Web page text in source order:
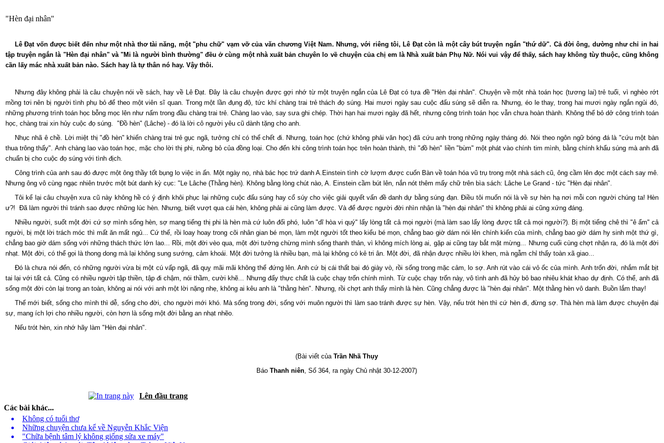
"Hèn đại nhân"
Lê Đạt vốn được biết đến như một nhà thơ tài năng, một "phu chữ" vạm vỡ của văn chương Việt Nam. Nhưng, với riêng tôi, Lê Đạt còn là một cây bút truyện ngắn "thứ dữ". Cả đời ông, dường như chỉ in hai
tập truyện ngắn là "Hèn đại nhân" và "Mi là người bình thường" đều ở cùng một nhà xuất bản chuyên lo về chuyện của chị em là Nhà xuất bản Phụ Nữ. Nói vui vậy để thấy, sách hay không tùy thuộc, cũng không
cần lấy mác nhà xuất bản nào. Sách hay là tự thân nó hay. Vậy thôi.
Nhưng đây không phải là câu chuyện nói về sách, hay về Lê Đạt. Đây là câu chuyện được gợi nhớ từ một truyện ngắn của Lê Đạt có tựa đề "Hèn đại nhân". Chuyện về một nhà toán học (tương lai) trẻ tuổi, vì nghèo rớt
mồng tơi nên bị người tình phụ bỏ để theo một viên sĩ quan. Trong một lần đụng độ, tức khí chàng trai trẻ thách đọ súng. Hai mươi ngày sau cuộc đấu súng sẽ diễn ra. Nhưng, éo le thay, trong hai mươi ngày ngắn ngủi đó,
những phương trình toán học bỗng mọc lên như nấm trong đầu chàng trai trẻ. Chàng lao vào, say sưa ghi chép. Thời hạn hai mươi ngày đã hết, nhưng công trình toán học vẫn chưa hoàn thành. Không thể bỏ dở công trình toán
học, chàng trai xin hủy cuộc đọ súng. "Đồ hèn" (Lâche) - đó là lời cô người yêu cũ dành tặng cho anh.
Nhục nhã ê chề. Lời miệt thị "đồ hèn" khiến chàng trai trẻ gục ngã, tưởng chỉ có thể chết đi. Nhưng, toán học (chứ không phải văn học) đã cứu anh trong những ngày tháng đó. Nói theo ngôn ngữ bóng đá là "cứu một bàn
thua trông thấy". Anh chàng lao vào toán học, mặc cho lời thị phi, ruồng bỏ của đồng loại. Cho đến khi công trình toán học trên hoàn thành, thì "đồ hèn" liền "bùm" một phát vào chính tim mình, bằng chính khẩu súng mà anh đã
chuẩn bị cho cuộc đọ súng với tình địch.
Công trình của anh sau đó được một ông thầy tốt bụng lo việc in ấn. Một ngày nọ, nhà bác học trứ danh A.Einstein tình cờ lượm được cuốn Bàn về toán hóa vũ trụ trong một nhà sách cũ, ông cầm lên đọc một cách say mê.
Nhưng ông vô cùng ngạc nhiên trước một bút danh kỳ cục: "Le Lâche (Thằng hèn). Không bằng lòng chút nào, A. Einstein cầm bút lên, nắn nót thêm mấy chữ trên bìa sách: Lâche Le Grand - tức "Hèn đại nhân".
Tôi kể lại câu chuyện xưa cũ này không hề có ý định khôi phục lại những cuộc đấu súng hay cổ súy cho việc giải quyết vấn đề danh dự bằng súng đạn. Điều tôi muốn nói là về sự hèn hạ nơi mỗi con người chúng ta! Hèn
ư?! Đã làm người thì tránh sao được những lúc hèn. Nhưng, biết vượt qua cái hèn, không phải ai cũng làm được. Và để được người đời nhìn nhận là "hèn đại nhân" thì không phải ai cũng xứng đáng.
Nhiều người, suốt một đời cứ sợ mình sống hèn, sợ mang tiếng thị phi là hèn mà cứ luôn đối phó, luôn "dĩ hòa vi quý" lấy lòng tất cả mọi người (mà làm sao lấy lòng được tất cả mọi người?). Bị một tiếng chê thì "ê ẩm" cả
người, bị một lời trách móc thì mất ăn mất ngủ... Cứ thế, rồi loay hoay trong cõi nhân gian bé mọn, làm một người tốt theo kiểu bé mọn, chẳng bao giờ dám nói lên chính kiến của mình, chẳng bao giờ dám hy sinh một thứ gì,
chẳng bao giờ dám sống với những thách thức lớn lao... Rồi, một đời vèo qua, một đời tưởng chừng mình sống thanh thản, vì không mích lòng ai, gặp ai cũng tay bắt mặt mừng... Nhưng cuối cùng chợt nhận ra, đó là một đời
nhạt. Một đời, có thể gọi là thong dong mà lại không sung sướng, cảm khoái. Một đời tưởng là nhiều bạn, mà lại không có kẻ tri ân. Một đời, đã nhận được nhiều lời khen, mà ngẫm chỉ thấy toàn xã giao...
Đó là chưa nói đến, có những người vừa bị một cú vấp ngã, đã quỵ mãi mãi không thể đứng lên. Anh cứ bị cái thất bại đó giày vò, rồi sống trong mặc cảm, lo sợ. Anh rút vào cái vỏ ốc của mình. Anh trốn đời, nhắm mắt bịt
tai lại với tất cả. Cũng có nhiều người tập thiền, tập đi chậm, nói thầm, cười khẽ... Nhưng đấy thực chất là cuộc chạy trốn chính mình. Từ cuộc chạy trốn này, vô tình anh đã hủy bỏ bao nhiêu khát khao dự định. Có thể, anh đã
sống một đời còn lại trong an toàn, không ai nói với anh một lời nặng nhẹ, không ai kêu anh là "thằng hèn". Nhưng, rồi chợt anh thấy mình là hèn. Cũng chẳng được là "hèn đại nhân". Một thằng hèn vô danh. Buồn lắm thay!
Thế mới biết, sống cho mình thì dễ, sống cho đời, cho người mới khó. Mà sống trong đời, sống với muôn người thì làm sao tránh được sự hèn. Vậy, nếu trót hèn thì cứ hèn đi, đừng sợ. Thà hèn mà làm được chuyện đại
sự, mang ích lợi cho nhiều người, còn hơn là sống một đời bằng an nhạt nhẽo.
Nếu trót hèn, xin nhớ hãy làm "Hèn đại nhân".
(Bài viết của Trần Nhã Thụy
Báo Thanh niên, Số 364, ra ngày Chủ nhật 30-12-2007)
Lên đầu trang
Các bài khác...
Không có tuổi thơ
Những chuyện chưa kể về Nguyễn Khắc Viện
"Chữa bệnh tâm lý không giống sửa xe máy"